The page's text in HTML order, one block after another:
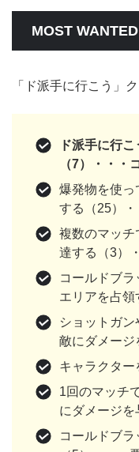
MOST
「ド派手に行こう」
ド派手に行
（7）・・・
爆発物を使っ
する（25）
複数のマッチ
達する（3）
コールドブ
エリアを占
ショットガ
敵にダメージ
キャラクタ
1回のマッチ
にダメージ
コールドブ